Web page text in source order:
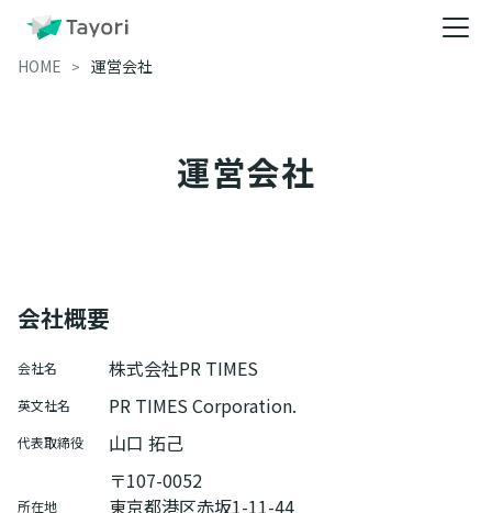
HOME 運営会社
運営会社
会社概要
会社名 株式会社PR TIMES
英文社名 PR TIMES Corporation.
代表取締役 山口 拓己
所在地
〒107-0052
東京都港区赤坂1-11-44